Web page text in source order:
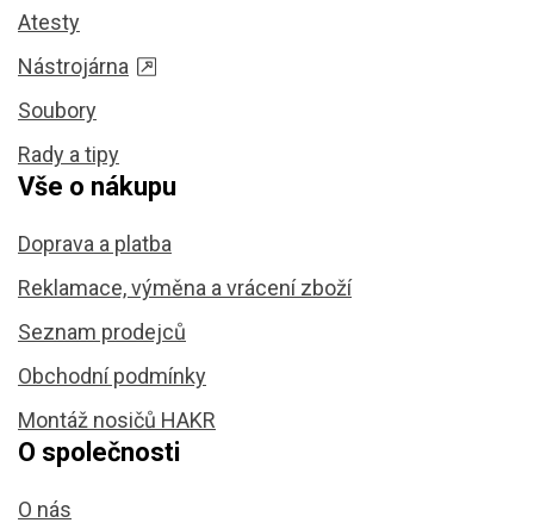
Atesty
Nástrojárna
Soubory
Rady a tipy
Vše o nákupu
Doprava a platba
Reklamace, výměna a vrácení zboží
Seznam prodejců
Obchodní podmínky
Montáž nosičů HAKR
O společnosti
O nás